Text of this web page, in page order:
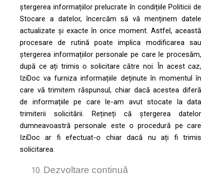
ștergerea informațiilor prelucrate în condițiile Politicii de
Stocare a datelor, încercăm să vă menținem datele
actualizate și exacte în orice moment. Astfel, această
procesare de rutină poate implica modificarea sau
ștergerea informațiilor personale pe care le procesăm,
după ce ați trimis o solicitare către noi. În acest caz,
IziDoc va furniza informațiile deținute în momentul în
care vă trimitem răspunsul, chiar dacă acestea diferă
de informațiile pe care le-am avut stocate la data
trimiterii solicitării. Rețineți că ștergerea datelor
dumneavoastră personale este o procedură pe care
IziDoc ar fi efectuat-o chiar dacă nu ați fi trimis
solicitarea.
Dezvoltare continuă